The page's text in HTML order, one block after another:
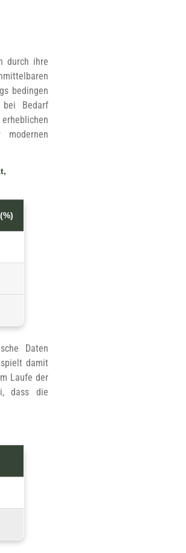
durch ihre
bedingen
bei Bedarf
Daten
damit
Laufe der
dass die